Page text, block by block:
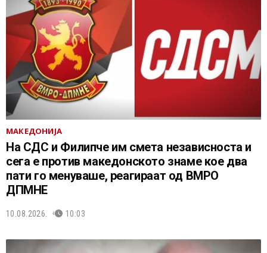
МАКЕДОНИЈА
На СДС и Филипче им смета независноста и
сега е против македонското знаме кое два
пати го менуваше, реагираат од ВМРО
ДПМНЕ
10.08.2026. 10:03